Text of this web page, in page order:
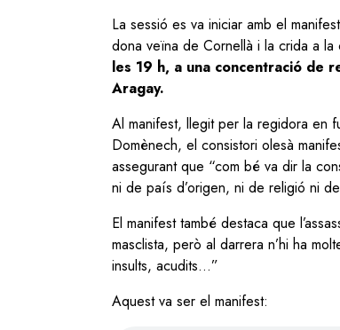
La sessió es va iniciar amb el
dona veïna de Cornellà i la crida a
les 19 h, a una concentració de
Aragay.
Al manifest, llegit per la regidora en
Domènech, el consistori olesà
assegurant que “com bé va dir la
ni de país d’origen, ni de religió ni
El manifest també destaca que
masclista, però al darrera n’hi ha
insults, acudits...”
Aquest va ser el manifest: